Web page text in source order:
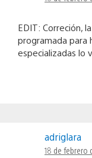
EDIT: Correción,
programada para
especializadas lo
adriglara
18 de febrero